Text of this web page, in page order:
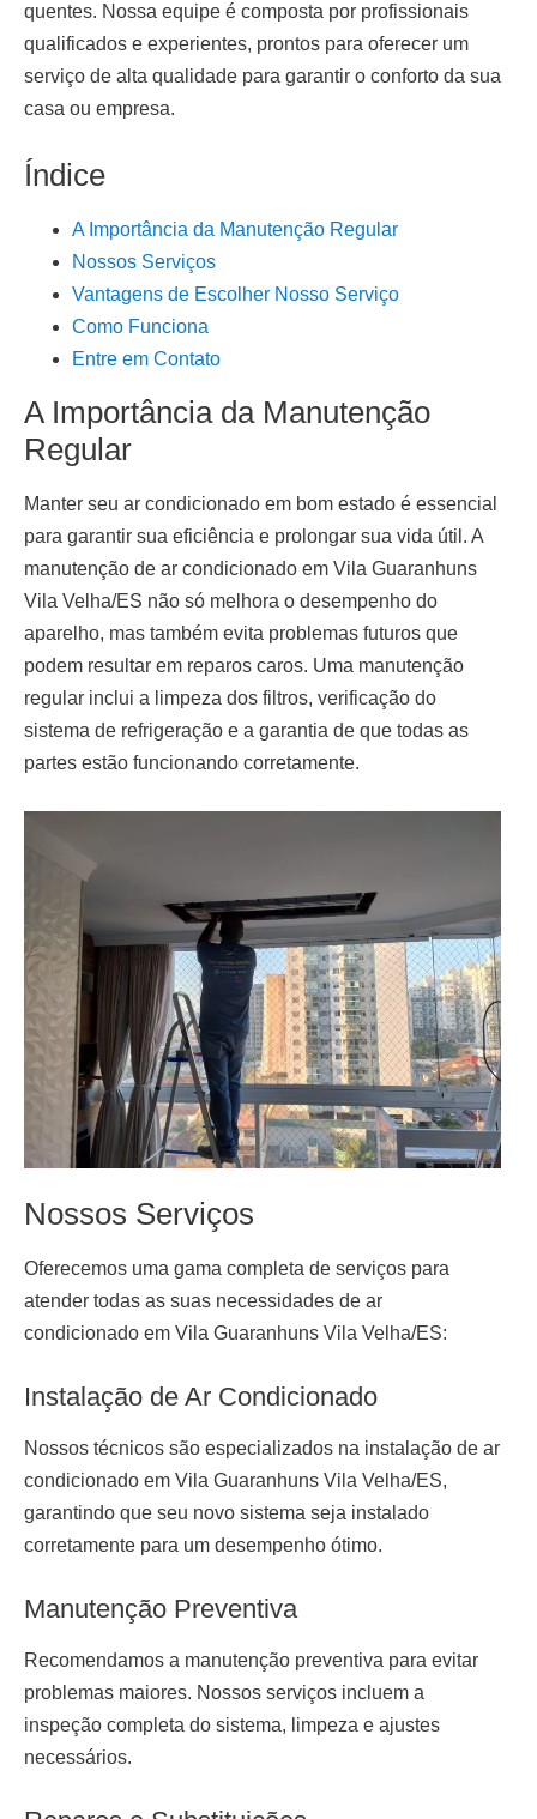
quentes. Nossa equipe é composta por profissionais
qualificados e experientes, prontos para oferecer um
serviço de alta qualidade para garantir o conforto da sua
casa ou empresa.
Índice
A Importância da Manutenção Regular
Nossos Serviços
Vantagens de Escolher Nosso Serviço
Como Funciona
Entre em Contato
A Importância da Manutenção
Regular
Manter seu ar condicionado em bom estado é essencial
para garantir sua eficiência e prolongar sua vida útil. A
manutenção de ar condicionado em Vila Guaranhuns
Vila Velha/ES não só melhora o desempenho do
aparelho, mas também evita problemas futuros que
podem resultar em reparos caros. Uma manutenção
regular inclui a limpeza dos filtros, verificação do
sistema de refrigeração e a garantia de que todas as
partes estão funcionando corretamente.
Nossos Serviços
Oferecemos uma gama completa de serviços para
atender todas as suas necessidades de ar
condicionado em Vila Guaranhuns Vila Velha/ES:
Instalação de Ar Condicionado
Nossos técnicos são especializados na instalação de ar
condicionado em Vila Guaranhuns Vila Velha/ES,
garantindo que seu novo sistema seja instalado
corretamente para um desempenho ótimo.
Manutenção Preventiva
Recomendamos a manutenção preventiva para evitar
problemas maiores. Nossos serviços incluem a
inspeção completa do sistema, limpeza e ajustes
necessários.